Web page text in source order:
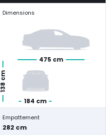
Dimensions
475 cm
184 cm
138 cm
Empattement
282 cm